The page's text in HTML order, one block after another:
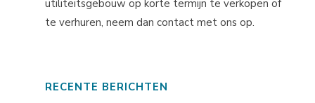
utiliteitsgebouw op korte termijn te verkopen of
te verhuren, neem dan contact met ons op.
RECENTE BERICHTEN